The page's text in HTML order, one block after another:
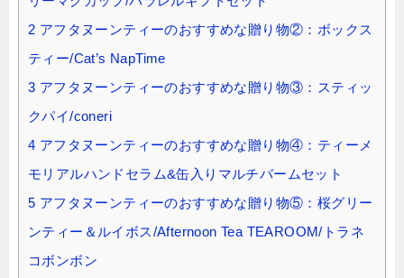
2 アフタヌーンティーのおすすめな贈り物②：ボックス
ティー/Cat’s NapTime
3 アフタヌーンティーのおすすめな贈り物③：スティッ
クパイ/coneri
4 アフタヌーンティーのおすすめな贈り物④：ティーメ
モリアルハンドセラム&缶入りマルチバームセット
5 アフタヌーンティーのおすすめな贈り物⑤：桜グリー
ンティー＆ルイボス/Afternoon Tea TEAROOM/トラネ
コボンボン